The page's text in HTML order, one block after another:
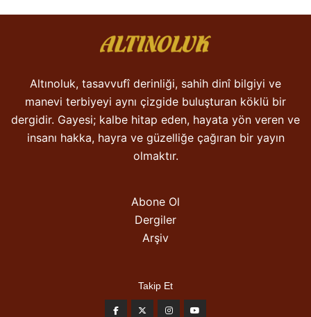
Altınoluk, tasavvufî derinliği, sahih dinî bilgiyi ve
manevi terbiyeyi aynı çizgide buluşturan köklü bir
dergidir. Gayesi; kalbe hitap eden, hayata yön veren ve
insanı hakka, hayra ve güzelliğe çağıran bir yayın
olmaktır.
Abone Ol
Dergiler
Arşiv
Takip Et